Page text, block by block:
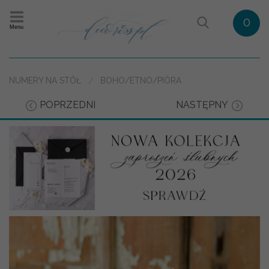
Menu 0
NUMERY NA STÓŁ BOHO/ETNO/PIÓRA
POPRZEDNI NASTĘPNY